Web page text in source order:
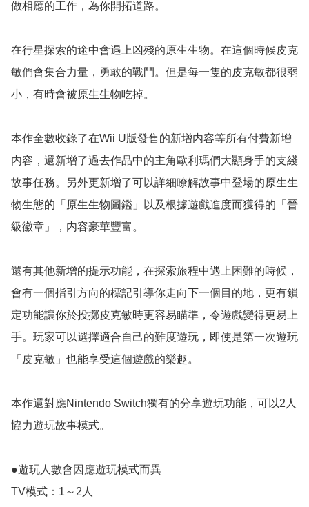
做相應的工作，為你開拓道路。
在行星探索的途中會遇上凶殘的原生生物。在這個時候皮克
敏們會集合力量，勇敢的戰鬥。但是每一隻的皮克敏都很弱
小，有時會被原生生物吃掉。
本作全數收錄了在Wii U版發售的新增内容等所有付費新增
内容，還新增了過去作品中的主角歐利瑪們大顯身手的支綫
故事任務。另外更新增了可以詳細瞭解故事中登場的原生生
物生態的「原生生物圖鑑」以及根據遊戲進度而獲得的「晉
級徽章」，内容豪華豐富。
還有其他新增的提示功能，在探索旅程中遇上困難的時候，
會有一個指引方向的標記引導你走向下一個目的地，更有鎖
定功能讓你於投擲皮克敏時更容易瞄準，令遊戲變得更易上
手。玩家可以選擇適合自己的難度遊玩，即使是第一次遊玩
「皮克敏」也能享受這個遊戲的樂趣。
本作還對應Nintendo Switch獨有的分享遊玩功能，可以2人
協力遊玩故事模式。
●遊玩人數會因應遊玩模式而異
TV模式：1～2人